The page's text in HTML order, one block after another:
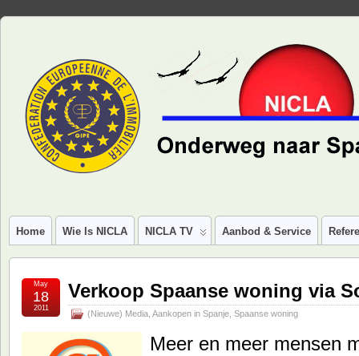
Home Wie Is NICLA NICLA TV Aanbod & Service
Verkoop Spaanse woning via
(Nieuwe) Media Aankopen in Spanje Spaanse woning
May
18
2011
Meer en meer mensen